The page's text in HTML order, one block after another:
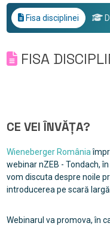
Fisa disciplinei
FISA
CE VEI ÎNVĂȚA?
Wieneberger România
webinar nZEB - Tondach,
vom discuta despre noile
introducerea pe scară
Webinarul va promova, în